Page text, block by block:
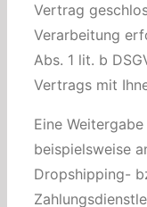
Vertrag
Verarbeitung
Abs. 1 lit. b
Vertrags mit
Eine
beispielsweise
Dropshipping-